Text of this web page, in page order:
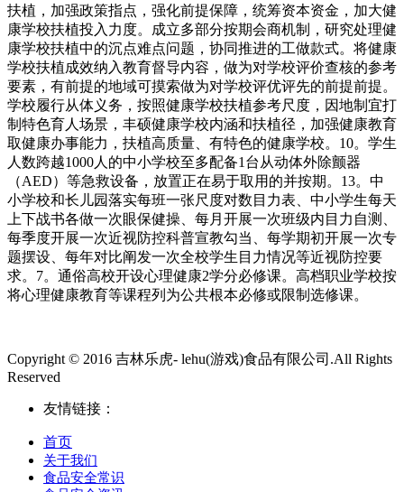
扶植，加强政策指点，强化前提保障，统筹资本资金，加大健
康学校扶植投入力度。成立多部分按期会商机制，研究处理健
康学校扶植中的沉点难点问题，协同推进的工做款式。将健康
学校扶植成效纳入教育督导内容，做为对学校评价查核的参考
要素，有前提的地域可摸索做为对学校评优评先的前提前提。
学校履行从体义务，按照健康学校扶植参考尺度，因地制宜打
制特色育人场景，丰硕健康学校内涵和扶植径，加强健康教育
取健康办事能力，扶植高质量、有特色的健康学校。10。学生
人数跨越1000人的中小学校至多配备1台从动体外除颤器
（AED）等急救设备，放置正在易于取用的并按期。13。中
小学校和长儿园落实每班一张尺度对数目力表、中小学生每天
上下战书各做一次眼保健操、每月开展一次班级内目力自测、
每季度开展一次近视防控科普宣教勾当、每学期初开展一次专
题摆设、每年对比阐发一次全校学生目力情况等近视防控要
求。7。通俗高校开设心理健康2学分必修课。高档职业学校按
将心理健康教育等课程列为公共根本必修或限制选修课。
Copyright © 2016 吉林乐虎- lehu(游戏)食品有限公司.All Rights
Reserved
友情链接：
首页
关于我们
食品安全常识